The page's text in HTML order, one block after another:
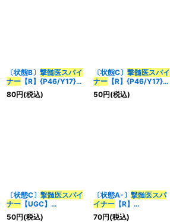
〔状態B〕 撃髄医スパイ
ナー 【R】{P46/Y17}
《闇》
80円(税込)
〔状態C〕 撃髄医スパイ
ナー【R】{P46/Y17}
《闇》
50円(税込)
〔状態C〕 撃髄医スパイ
ナー 【UGC】
{RP12G8/G8}《闇》
50円(税込)
〔状態A-〕 撃髄医スパ
イナー【R】
{BD1420/25}《闇》
70円(税込)